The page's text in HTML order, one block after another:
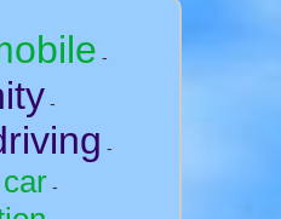
-
-
-
car -